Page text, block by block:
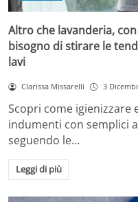
Altro che lavanderia,
bisogno di stirare le
lavi
Clarissa Missarelli 3
Scopri come
indumenti con semplici
seguendo le…
Leggi di più